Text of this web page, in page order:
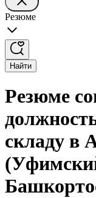
Резюме
Найти
Резюме
складу в